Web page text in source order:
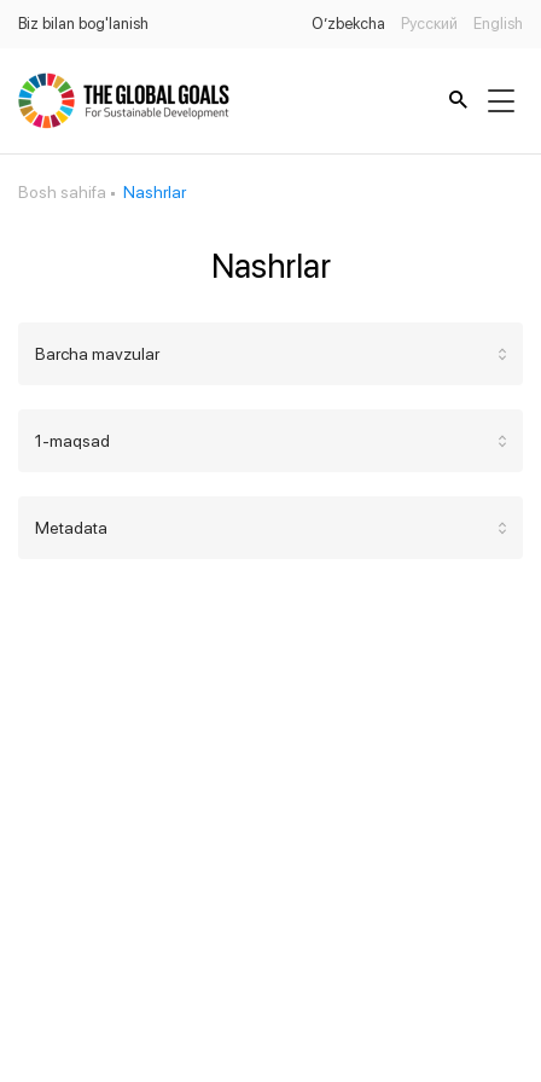
Biz bilan bog'lanish O’zbekcha Русский English
Bosh sahifa Nashrlar
Nashrlar
Barcha mavzular
1-maqsad
Metadata